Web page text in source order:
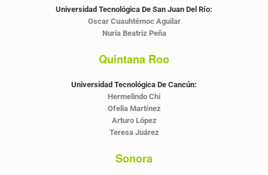
Universidad Tecnológica De San Juan Del Río:
Oscar Cuauhtémoc Aguilar
Nuria Beatriz Peña
Quintana Roo
Universidad Tecnológica De Cancún:
Hermelindo Chi
Ofelia Martínez
Arturo López
Teresa Juárez
Sonora